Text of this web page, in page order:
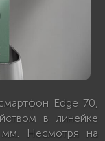
Edge 70,
в линейке
Несмотря на